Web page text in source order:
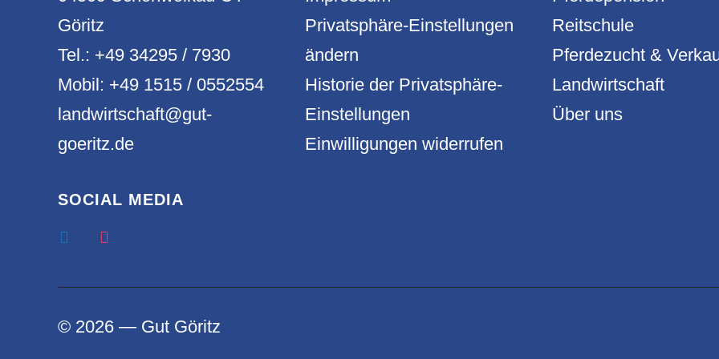
Göritz
Tel.: +49 34295 / 7930
Mobil: +49 1515 / 0552554
landwirtschaft@gut-
goeritz.de
SOCIAL MEDIA
Privatsphäre-Einstellungen
ändern
Historie der Privatsphäre-
Einstellungen
Einwilligungen widerrufen
Reitschule
Pferdezucht &
Landwirtschaft
Über uns
© 2026 — Gut Göritz